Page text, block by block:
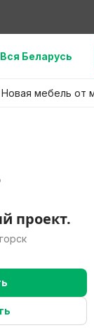
Вся Беларусь
Новая мебель от
проект.